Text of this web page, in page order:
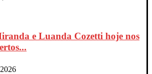
e Luanda Cozetti hoje nos